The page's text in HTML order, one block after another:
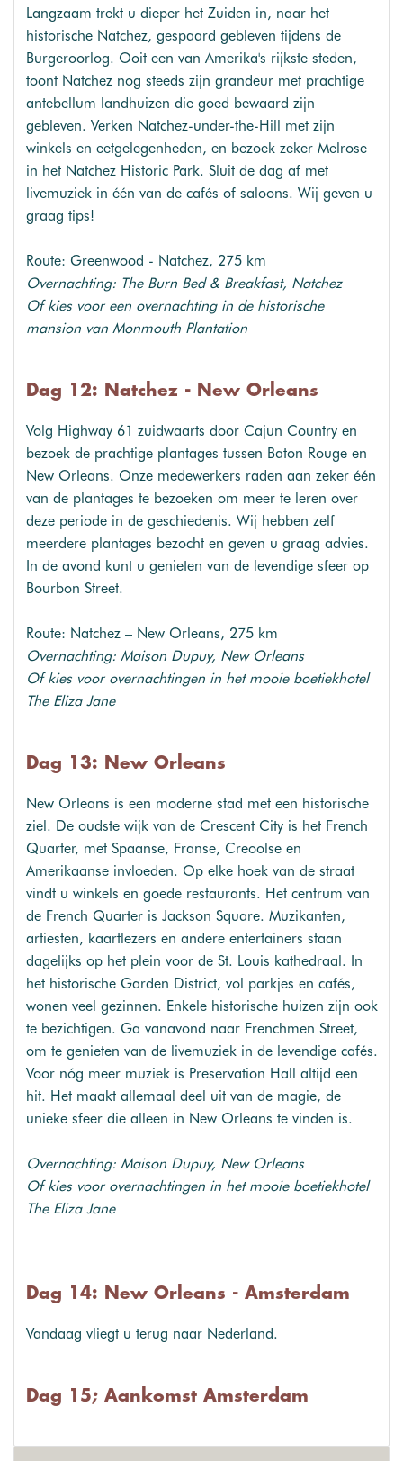
Langzaam trekt u dieper het Zuiden in, naar het
historische Natchez, gespaard gebleven tijdens de
Burgeroorlog. Ooit een van Amerika's rijkste steden,
toont Natchez nog steeds zijn grandeur met prachtige
antebellum landhuizen die goed bewaard zijn
gebleven. Verken Natchez-under-the-Hill met zijn
winkels en eetgelegenheden, en bezoek zeker Melrose
in het Natchez Historic Park. Sluit de dag af met
livemuziek in één van de cafés of saloons. Wij geven u
graag tips!
Route: Greenwood - Natchez, 275 km
Overnachting: The Burn Bed & Breakfast, Natchez
Of kies voor een overnachting in de historische
mansion van Monmouth Plantation
Dag 12: Natchez - New Orleans
Volg Highway 61 zuidwaarts door Cajun Country en
bezoek de prachtige plantages tussen Baton Rouge en
New Orleans. Onze medewerkers raden aan zeker één
van de plantages te bezoeken om meer te leren over
deze periode in de geschiedenis. Wij hebben zelf
meerdere plantages bezocht en geven u graag advies.
In de avond kunt u genieten van de levendige sfeer op
Bourbon Street.
Route: Natchez – New Orleans, 275 km
Overnachting: Maison Dupuy, New Orleans
Of kies voor overnachtingen in het mooie boetiekhotel
The Eliza Jane
Dag 13: New Orleans
New Orleans is een moderne stad met een historische
ziel. De oudste wijk van de Crescent City is het French
Quarter, met Spaanse, Franse, Creoolse en
Amerikaanse invloeden. Op elke hoek van de straat
vindt u winkels en goede restaurants. Het centrum van
de French Quarter is Jackson Square. Muzikanten,
artiesten, kaartlezers en andere entertainers staan
dagelijks op het plein voor de St. Louis kathedraal. In
het historische Garden District, vol parkjes en cafés,
wonen veel gezinnen. Enkele historische huizen zijn ook
te bezichtigen. Ga vanavond naar Frenchmen Street,
om te genieten van de livemuziek in de levendige cafés.
Voor nóg meer muziek is Preservation Hall altijd een
hit. Het maakt allemaal deel uit van de magie, de
unieke sfeer die alleen in New Orleans te vinden is.
Overnachting: Maison Dupuy, New Orleans
Of kies voor overnachtingen in het mooie boetiekhotel
The Eliza Jane
Dag 14: New Orleans - Amsterdam
Vandaag vliegt u terug naar Nederland.
Dag 15; Aankomst Amsterdam